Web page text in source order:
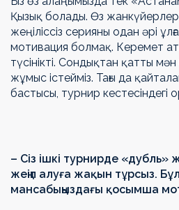
Қызық болады. Өз
жеңіліссіз серияны одан әрі
мотивация болмақ. Керемет
түсінікті. Сондықтан қатты
жұмыс істейміз. Тағы да
бастысы, турнир кестесіндегі
– Сіз ішкі турнирде «дубль»
жеңіп алуға жақын тұрсыз. Бұл
мансабыңыздағы қосымша